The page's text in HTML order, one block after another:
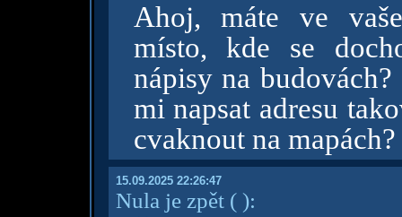
Ahoj, máte ve
místo, kde se
nápisy na
mi napsat adresu
cvaknout na mapách?
15.09.2025 22:26:47
Nula je zpět( ):